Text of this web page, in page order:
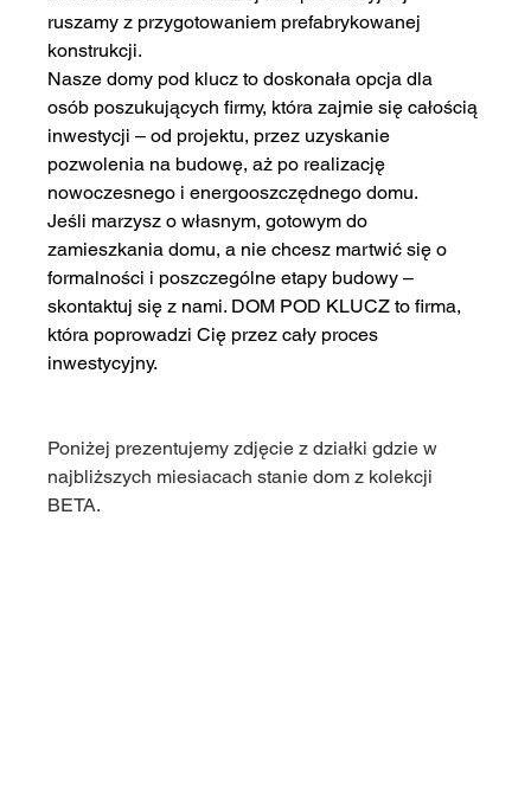
ruszamy z przygotowaniem prefabrykowanej
konstrukcji.
Nasze domy pod klucz to doskonała opcja dla
osób poszukujących firmy, która zajmie się całością
inwestycji – od projektu, przez uzyskanie
pozwolenia na budowę, aż po realizację
nowoczesnego i energooszczędnego domu.
Jeśli marzysz o własnym, gotowym do
zamieszkania domu, a nie chcesz martwić się o
formalności i poszczególne etapy budowy –
skontaktuj się z nami. DOM POD KLUCZ to firma,
która poprowadzi Cię przez cały proces
inwestycyjny.
Poniżej prezentujemy zdjęcie z działki gdzie w
najbliższych miesiacach stanie dom z kolekcji
BETA.